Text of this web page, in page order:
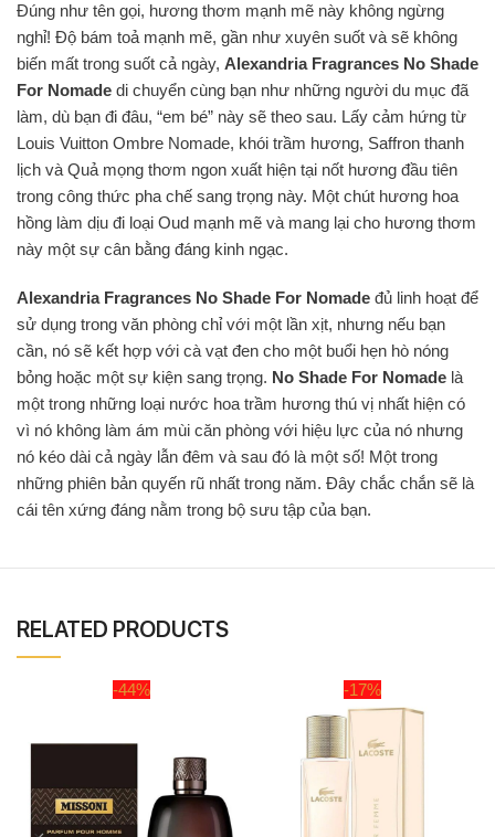
Đúng như tên gọi, hương thơm mạnh mẽ này không ngừng
nghỉ! Độ bám toả mạnh mẽ, gần như xuyên suốt và sẽ không
biến mất trong suốt cả ngày, Alexandria Fragrances No Shade
For Nomade di chuyển cùng bạn như những người du mục đã
làm, dù bạn đi đâu, “em bé” này sẽ theo sau. Lấy cảm hứng từ
Louis Vuitton Ombre Nomade, khói trầm hương, Saffron thanh
lịch và Quả mọng thơm ngon xuất hiện tại nốt hương đầu tiên
trong công thức pha chế sang trọng này. Một chút hương hoa
hồng làm dịu đi loại Oud mạnh mẽ và mang lại cho hương thơm
này một sự cân bằng đáng kinh ngạc.
Alexandria Fragrances No Shade For Nomade đủ linh hoạt để
sử dụng trong văn phòng chỉ với một lần xịt, nhưng nếu bạn
cần, nó sẽ kết hợp với cà vạt đen cho một buổi hẹn hò nóng
bỏng hoặc một sự kiện sang trọng. No Shade For Nomade là
một trong những loại nước hoa trầm hương thú vị nhất hiện có
vì nó không làm ám mùi căn phòng với hiệu lực của nó nhưng
nó kéo dài cả ngày lẫn đêm và sau đó là một số! Một trong
những phiên bản quyến rũ nhất trong năm. Đây chắc chắn sẽ là
cái tên xứng đáng nằm trong bộ sưu tập của bạn.
RELATED PRODUCTS
-44% -17%